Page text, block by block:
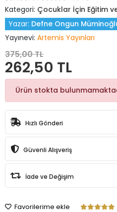
Kategori: Çocuklar İçin Eğitim
Yazar: Defne Ongun
Yayınevi: Artemis Yayınları
375,00 TL
262,50 TL
Ürün stokta
Hızlı Gönderi
Güvenli Alışveriş
İade ve Değişim
Favorilerime ekle